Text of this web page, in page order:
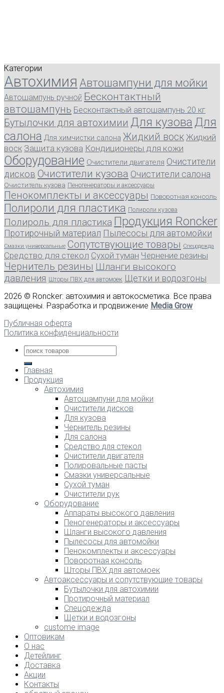
Категории
Автохимия Автошампуни для мойки
Автошампунь ручной Бесконтактный
автошампунь Бесконтактный автошампунь 20 кг
Бутылочки для автохимии Для кузоваДля
салона Для химчистки салона Жидкий воск Жидкий
воск Защита кузова Кондиционеры для кожи
Оборудование Очистители двигателя Очистители
дисков Очистители кузова Очистители салона
Очиститель кузова Пеногенераторы и аксессуары
Пенокомплекты и аксессуары Поворотная консоль
Полироли для пластика Полироли кузова
Полироль для пластика Продукция Roncker
Протирочный материал Пылесосы для автомойки
Смазки универсальные Сопутствующие товары Спецодежда
Средство для стекол Сухой туман Чернение резины
Чернитель резины Шланги высокого
давления Шторы ПВХ для автомоек Щетки и водозгоны
2026 © Roncker: автохимия и автокосметика. Все права
защищены. Разработка и продвижение Media Grow
Публичная оферта
Политика конфиденциальности
Главная
Продукция
Автохимия
Автошампуни для мойки
Очистители дисков
Для кузова
Чернитель резины
Для салона
Средство для стекол
Очистители двигателя
Полировальные пасты
Смазки универсальные
Сухой туман
Очистители рук
Оборудование
Аппараты высокого давления
Пеногенераторы и аксессуары
Шланги высокого давления
Пылесосы для автомойки
Пенокомплекты и аксессуары
Поворотная консоль
Шторы ПВХ для автомоек
Автоаксессуары и сопутствующие товары
Бутылочки для автохимии
Протирочный материал
Спецодежда
Щетки и водозгоны
custome image
Оптовикам
О нас
Детейлинг
Доставка
Акции
Контакты